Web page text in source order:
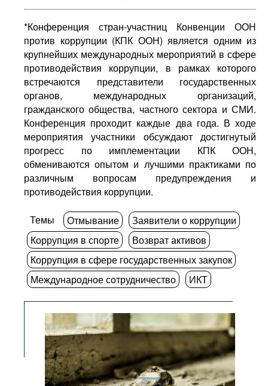
*Конференция стран-участниц Конвенции ООН
против коррупции (КПК ООН) является одним из
крупнейших международных мероприятий в сфере
противодействия коррупции, в рамках которого
встречаются представители государственных
органов, международных организаций,
гражданского общества, частного сектора и СМИ.
Конференция проходит каждые два года. В ходе
мероприятия участники обсуждают достигнутый
прогресс по имплементации КПК ООН,
обмениваются опытом и лучшими практиками по
различным вопросам предупреждения и
противодействия коррупции.
Темы Отмывание
Заявители о коррупции
Коррупция в спорте
Возврат активов
Коррупция в сфере государственных закупок
Международное сотрудничество
ИКТ